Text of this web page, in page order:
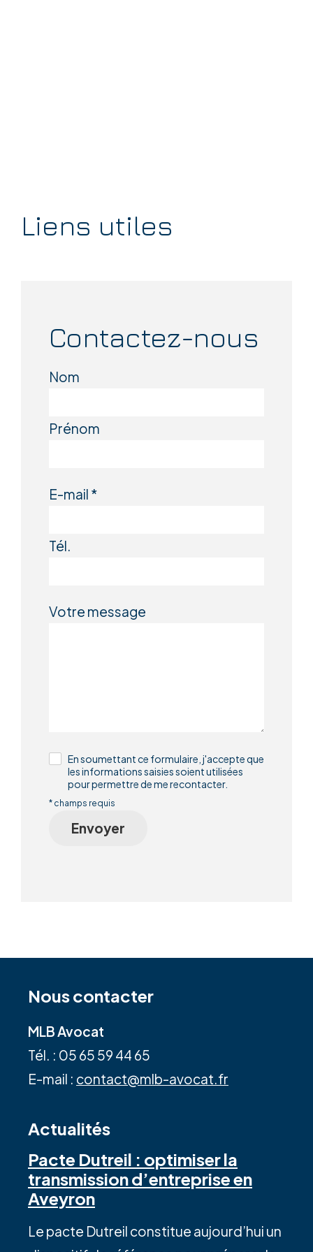
Liens utiles
Contactez-nous
Nom
Prénom
E-mail *
Tél.
Votre message
En soumettant ce formulaire, j'accepte que
les informations saisies soient utilisées
pour permettre de me recontacter.
* champs requis
Envoyer
Nous contacter
MLB Avocat
Tél. : 05 65 59 44 65
E-mail : contact@mlb-avocat.fr
Actualités
Pacte Dutreil : optimiser la
transmission d’entreprise en
Aveyron
Le pacte Dutreil constitue aujourd’hui un